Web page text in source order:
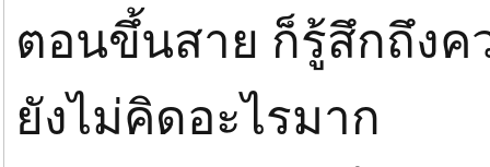
ตอนขึ้นสาย ก็รู้สึกถึงค
ยังไม่คิดอะไรมาก